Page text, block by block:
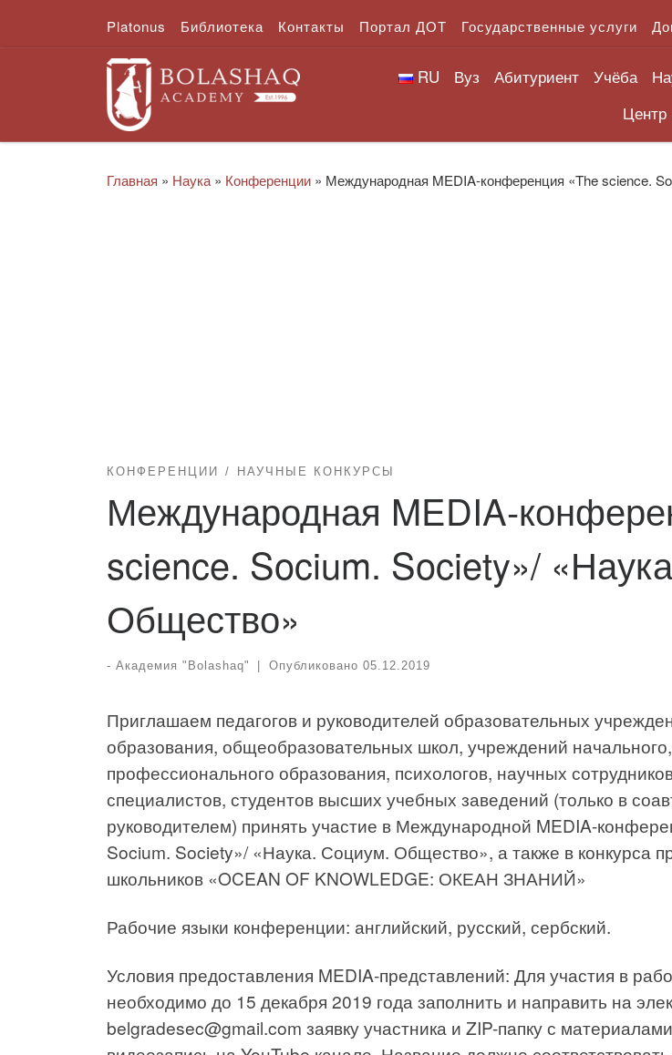
Перейти к содержимому
Platonus Библиотека Контакты Портал ДОТ Государственные услуги
RU Вуз Абитуриент Учёба
Центр
Главная » Наука » Конференции » Международная MEDIA-конференция «The science.
КОНФЕРЕНЦИИ НАУЧНЫЕ КОНКУРСЫ
Международная MEDIA-
science. Socium. Society»/
Общество»
- Академия "Bolashaq" Опубликовано 05.12.2019
Приглашаем педагогов и руководителей образовательных
образования, общеобразовательных школ, учреждений
профессионального образования, психологов, научных
специалистов, студентов высших учебных заведений (только в
руководителем) принять участие в Международной MEDIA-
Socium. Society»/ «Наука. Социум. Общество», а также в конкурса
школьников «OCEAN OF KNOWLEDGE: ОКЕАН ЗНАНИЙ»
Рабочие языки конференции: английский, русский, сербский.
Условия предоставления MEDIA-представлений: Для участия в
необходимо до 15 декабря 2019 года заполнить и направить на
belgradesec@gmail.com заявку участника и ZIP-папку с